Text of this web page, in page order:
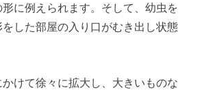
に例えられます。そして、幼虫を
した部屋の入り口がむき出し状態
けて徐々に拡大し、大きいものな